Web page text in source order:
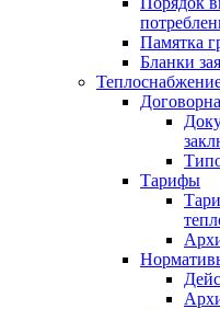
Памятка
Бланки
Тарифы